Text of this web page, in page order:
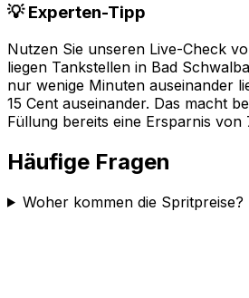
💡 Experten-Tipp
Nutzen Sie unseren Live-Check
liegen Tankstellen in Bad
nur wenige Minuten auseinander
15 Cent auseinander. Das macht
Füllung bereits eine Ersparnis von
Häufige Fragen
Woher kommen die Spritpreise?